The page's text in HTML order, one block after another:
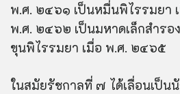
พ.ศ. ๒๔๖๑ เป็นหมื่นพิไรรมยา
พ.ศ. ๒๔๖๒ เป็นมหาดเล็กสำรอ
ขุนพิไรรมยา เมื่อ พ.ศ. ๒๔๖๕
ในสมัยรัชกาลที่ ๗ ได้เลื่อนเป็น